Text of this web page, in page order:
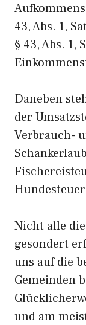
43, Abs. 1,
§ 43, Abs. 1,
Daneben
der
Verbrauch-
Nicht alle
gesondert
uns auf die
Gemeinden
und am